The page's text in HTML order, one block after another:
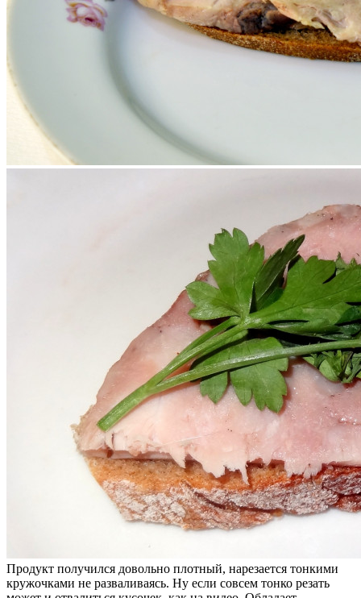
Продукт получился довольно плотный, нарезается тонкими
кружочками не разваливаясь. Ну если совсем тонко резать